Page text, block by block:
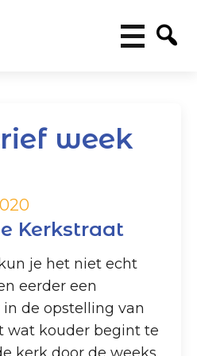
week
Kerkstraat
je het niet echt
eerder een
in de opstelling van
wat kouder begint te